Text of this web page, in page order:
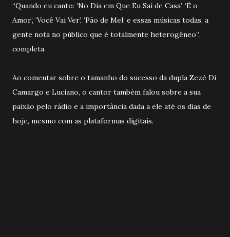
“Quando eu canto: ‘No Dia em Que Eu Saí de Casa’, ‘É o
Amor’, ‘Você Vai Ver’, ‘Pão de Mel’ e essas músicas todas, a
gente nota no público que é totalmente heterogêneo”,
completa.
Ao comentar sobre o tamanho do sucesso da dupla Zezé Di
Camargo e Luciano, o cantor também falou sobre a sua
paixão pelo rádio e a importância dada a ele até os dias de
hoje, mesmo com as plataformas digitais.